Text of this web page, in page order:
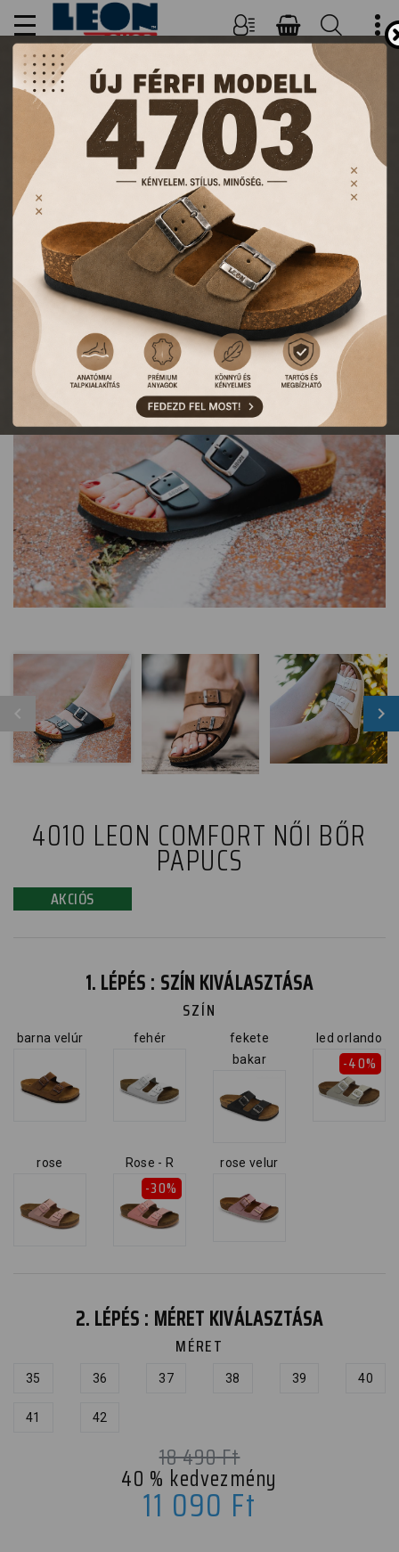
NŐI, FÉRFI PAPUCSOK ÉS
KLUMPÁK
FŐOLDAL TERMÉKEK
4010 LEON COMFORT NŐI BŐR
PAPUCS
AKCIÓS
1. LÉPÉS : SZÍN KIVÁLASZTÁSA
SZÍN
barna velúr fehér
fekete
bakar
led orlando
-40%
rose Rose - R
-30%
rose velur
2. LÉPÉS : MÉRET KIVÁLASZTÁSA
MÉRET
35 36 37 38 39 40
41 42
18 490Ft
40 % kedvezmény
11 090 Ft